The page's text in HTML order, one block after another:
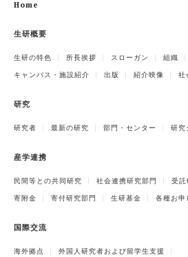
Home
生研概要
生研の特色 所長挨拶 スローガン 組織
キャンパス・施設紹介 出版 紹介映像 社
研究
研究者 最新の研究 部門・センター 研究
産学連携
民間等との共同研究 社会連携研究部門 受託
寄附金 寄付研究部門 生研基金 各種お申
国際交流
海外拠点 外国人研究者および留学生支援